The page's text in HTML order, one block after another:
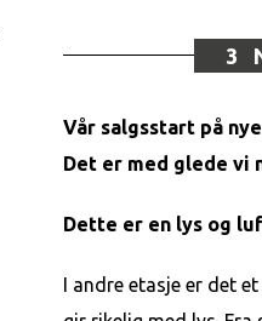
3
Vår salgsstart på
Det er med glede vi
Dette er en lys og
I andre etasje er det